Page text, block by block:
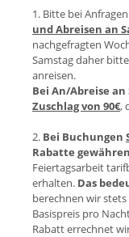
1. Bitte bei
und Abreisen an
nachgefragten
Samstag daher
anreisen.
Bei An/Abreise
Zuschlag von 90€,
2. Bei Buchungen
Rabatte gewähren
Feiertagsarbeit
erhalten. Das
berechnen wir
Basispreis pro
Rabatt errechnet